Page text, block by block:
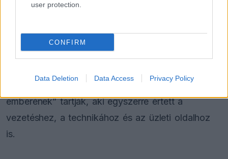
user protection.
CONFIRM
Data Deletion Data Access Privacy Policy
csapatvezetőként is helytállni, ő azonban rácáfolt
Miközben továbbra is versenyzett, saját autókat
sokan a motorsport egyik első modern „komplett
emberének” tartják, aki egyszerre értett a
vezetéshez, a technikához és az üzleti oldalhoz
is.